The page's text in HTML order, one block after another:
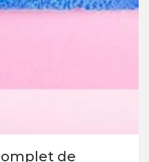
de